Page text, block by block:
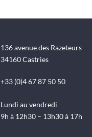
136 avenue des Razeteurs
34160 Castries
+33 (0)4 67 87 50 50
Lundi au vendredi
9h à 12h30 – 13h30 à 17h